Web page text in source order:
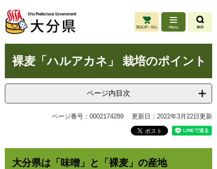
ジ
先
。
ュ
を
て
裸麦「ハルアカネ」 栽培のポイント
ページ内目次
ページ番号：0002174289 更新日：2022年3月22日更新
大分県は「味噌」と「裸麦」の産地